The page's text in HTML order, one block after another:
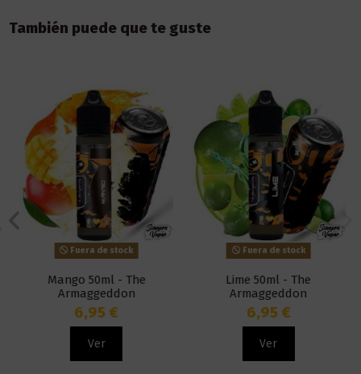
También puede que te guste
Fuera de stock
Mango 50ml - The
Armaggeddon
6,95 €
Ver
Fuera de stock
Lime 50ml - The
Armaggeddon
6,95 €
Ver